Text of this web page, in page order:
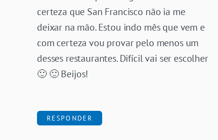
certeza que San Francisco não ia me
deixar na mão. Estou indo mês que vem e
com certeza vou provar pelo menos um
desses restaurantes. Difícil vai ser escolher
🙂 🙂 Beijos!
RESPONDER